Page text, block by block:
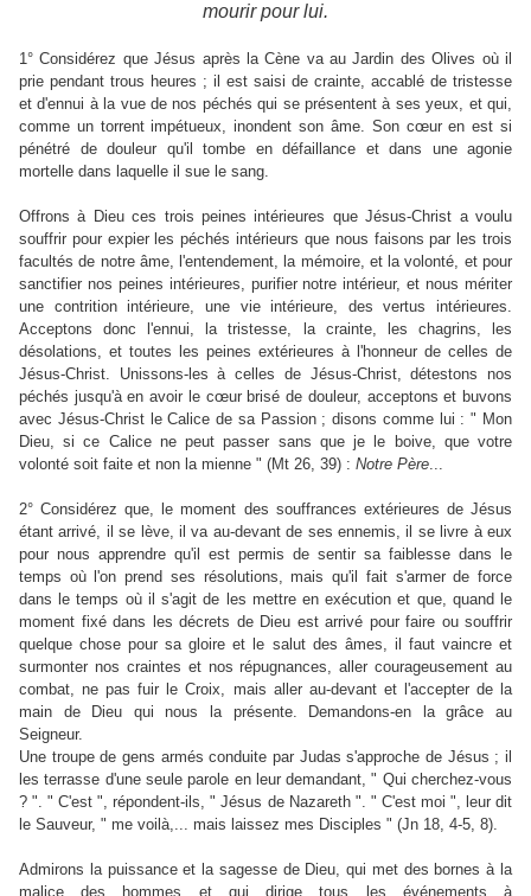
mourir pour lui.
1° Considérez que Jésus après la Cène va au Jardin des Olives où il
prie pendant trous heures ; il est saisi de crainte, accablé de tristesse
et d'ennui à la vue de nos péchés qui se présentent à ses yeux, et qui,
comme un torrent impétueux, inondent son âme. Son cœur en est si
pénétré de douleur qu'il tombe en défaillance et dans une agonie
mortelle dans laquelle il sue le sang.
Offrons à Dieu ces trois peines intérieures que Jésus-Christ a voulu
souffrir pour expier les péchés intérieurs que nous faisons par les trois
facultés de notre âme, l'entendement, la mémoire, et la volonté, et pour
sanctifier nos peines intérieures, purifier notre intérieur, et nous mériter
une contrition intérieure, une vie intérieure, des vertus intérieures.
Acceptons donc l'ennui, la tristesse, la crainte, les chagrins, les
désolations, et toutes les peines extérieures à l'honneur de celles de
Jésus-Christ. Unissons-les à celles de Jésus-Christ, détestons nos
péchés jusqu'à en avoir le cœur brisé de douleur, acceptons et buvons
avec Jésus-Christ le Calice de sa Passion ; disons comme lui : " Mon
Dieu, si ce Calice ne peut passer sans que je le boive, que votre
volonté soit faite et non la mienne " (Mt 26, 39) : Notre Père...
2° Considérez que, le moment des souffrances extérieures de Jésus
étant arrivé, il se lève, il va au-devant de ses ennemis, il se livre à eux
pour nous apprendre qu'il est permis de sentir sa faiblesse dans le
temps où l'on prend ses résolutions, mais qu'il fait s'armer de force
dans le temps où il s'agit de les mettre en exécution et que, quand le
moment fixé dans les décrets de Dieu est arrivé pour faire ou souffrir
quelque chose pour sa gloire et le salut des âmes, il faut vaincre et
surmonter nos craintes et nos répugnances, aller courageusement au
combat, ne pas fuir le Croix, mais aller au-devant et l'accepter de la
main de Dieu qui nous la présente. Demandons-en la grâce au
Seigneur.
Une troupe de gens armés conduite par Judas s'approche de Jésus ; il
les terrasse d'une seule parole en leur demandant, " Qui cherchez-vous
? ". " C'est ", répondent-ils, " Jésus de Nazareth ". " C'est moi ", leur dit
le Sauveur, " me voilà,... mais laissez mes Disciples " (Jn 18, 4-5, 8).
Admirons la puissance et la sagesse de Dieu, qui met des bornes à la
malice des hommes et qui dirige tous les événements à